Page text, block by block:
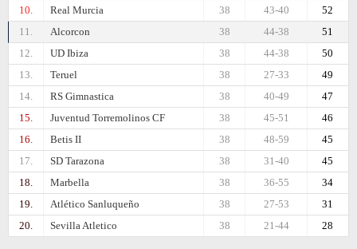
10.
Real Murcia 52
43-40
38
11.
Alcorcon 51
44-38
38
12.
UD Ibiza 50
44-38
38
13.
Teruel 49
27-33
38
14.
RS Gimnastica 47
40-49
38
15.
Juventud Torremolinos CF 46
45-51
38
16.
Betis II 45
48-59
38
17.
SD Tarazona 45
31-40
38
18.
Marbella 34
36-55
38
19.
Atlético Sanluqueño 31
27-53
38
20.
Sevilla Atletico 28
21-44
38